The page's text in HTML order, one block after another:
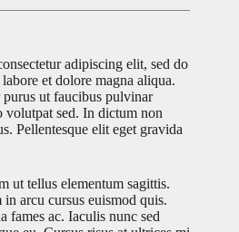
adipiscing elit, sed do
et dolore magna aliqua.
ut faucibus pulvinar
volutpat sed. In dictum non
Pellentesque elit eget gravida
ut tellus elementum sagittis.
arcu cursus euismod quis.
fames ac. Iaculis nunc sed